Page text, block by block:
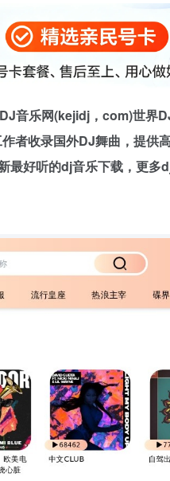
音乐网(kejidj，com)世界
者收录国外DJ舞曲，提供
最好听的dj音乐下载，更多